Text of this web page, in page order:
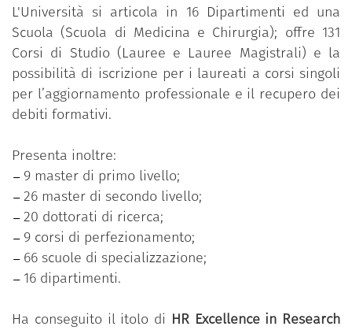
L'Università si articola in 16 Dipartimenti ed una
Scuola (Scuola di Medicina e Chirurgia); offre 131
Corsi di Studio (Lauree e Lauree Magistrali) e la
possibilità di iscrizione per i laureati a corsi singoli
per l’aggiornamento professionale e il recupero dei
debiti formativi.
Presenta inoltre:
9 master di primo livello;
26 master di secondo livello;
20 dottorati di ricerca;
9 corsi di perfezionamento;
66 scuole di specializzazione;
16 dipartimenti.
Ha conseguito il itolo di HR Excellence in Research